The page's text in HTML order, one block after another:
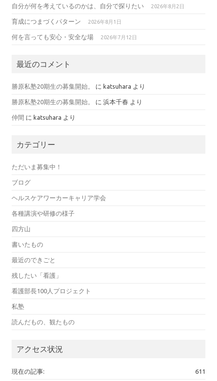
自分が何を考えているのかは、自分で探りたい 2026年8月2日
育成につまづくパターン 2026年8月1日
何を言っても安心・安全な場 2026年7月12日
最近のコメント
勝原私塾20期生の募集開始。 に katsuhara より
勝原私塾20期生の募集開始。 に 浜本千春 より
仲間 に katsuhara より
カテゴリー
ただいま募集中！
ブログ
ヘルスケアワーカーキャリア学会
各種講演や研修の様子
四方山
書いたもの
最近のできごと
残したい「看護」
看護部長100人プロジェクト
私塾
読んだもの、観たもの
アクセス状況
611
現在の記事: